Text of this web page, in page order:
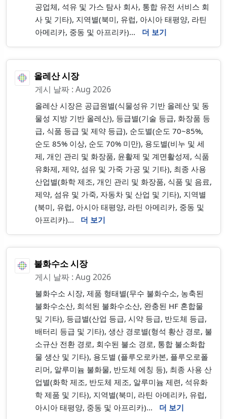
공업체, 석유 및 가스 탐사 회사, 통합 유전 서비스 회
사 및 기타), 지역별(북미, 유럽, 아시아 태평양, 라틴
아메리카, 중동 및 아프리카)...
더 보기
올레산 시장
게시 날짜 : Aug 2026
올레산 시장은 공급원별(식물성유 기반 올레산 및 동
물성 지방 기반 올레산), 등급별(기술 등급, 화장품 등
급, 식품 등급 및 제약 등급), 순도별(순도 70~85%,
순도 85% 이상, 순도 70% 미만), 용도별(비누 및 세
제, 개인 관리 및 화장품, 윤활제 및 계면활성제, 식품
유화제, 제약, 섬유 및 가죽 가공 및 기타), 최종 사용
산업별(화학 제조, 개인 관리 및 화장품, 식품 및 음료,
제약, 섬유 및 가죽, 자동차 및 산업 및 기타), 지역별
(북미, 유럽, 아시아 태평양, 라틴 아메리카, 중동 및
아프리카)...
더 보기
불화수소 시장
게시 날짜 : Aug 2026
불화수소 시장, 제품 형태별(무수 불화수소, 농축된
불화수소산, 희석된 불화수소산, 완충된 HF 혼합물
및 기타), 등급별(산업 등급, 시약 등급, 반도체 등급,
배터리 등급 및 기타), 생산 경로별(형석 황산 경로, 불
소규산 전환 경로, 회수된 불소 경로, 통합 불소화합
물 생산 및 기타), 용도별 (플루오로카본, 플루오로폴
리머, 알루미늄 불화물, 반도체 에칭 등), 최종 사용 산
업별(화학 제조, 반도체 제조, 알루미늄 제련, 석유화
학 제품 및 기타), 지역별(북미, 라틴 아메리카, 유럽,
아시아 태평양, 중동 및 아프리카)...
더 보기